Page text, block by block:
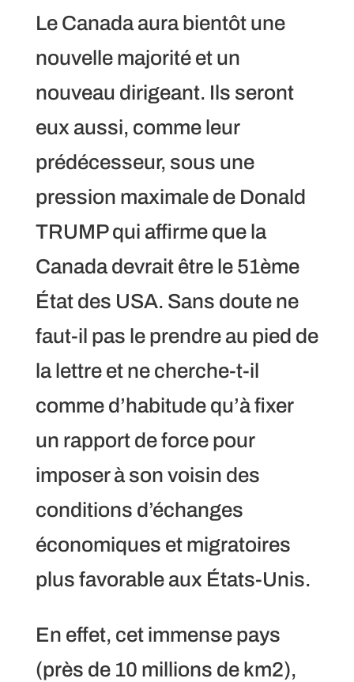
Le Canada aura bientôt une
nouvelle majorité et un
nouveau dirigeant. Ils seront
eux aussi, comme leur
prédécesseur, sous une
pression maximale de Donald
TRUMP qui affirme que la
Canada devrait être le 51ème
État des USA. Sans doute ne
faut-il pas le prendre au pied de
la lettre et ne cherche-t-il
comme d’habitude qu’à fixer
un rapport de force pour
imposer à son voisin des
conditions d’échanges
économiques et migratoires
plus favorable aux États-Unis.
En effet, cet immense pays
(près de 10 millions de km2),